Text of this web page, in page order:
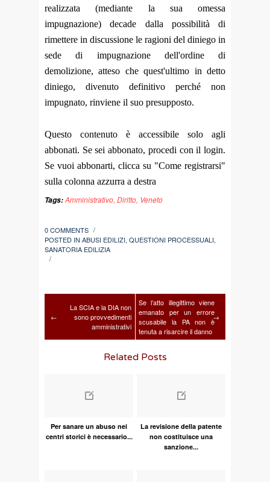
realizzata (mediante la sua omessa
impugnazione) decade dalla possibilità di
rimettere in discussione le ragioni del diniego in
sede di impugnazione dell'ordine di
demolizione, atteso che quest'ultimo in detto
diniego, divenuto definitivo perché non
impugnato, rinviene il suo presupposto.
Questo contenuto è accessibile solo agli
abbonati. Se sei abbonato, procedi con il login.
Se vuoi abbonarti, clicca su "Come registrarsi"
sulla colonna azzurra a destra
Tags:Amministrativo, Diritto, Veneto
0 COMMENTS /
POSTED IN ABUSI EDILIZI, QUESTIONI PROCESSUALI,
SANATORIA EDILIZIA
/
←
La SCIA e la DIA non
sono provvedimenti
amministrativi
Se l’atto illegittimo viene
emanato per un errore
scusabile la PA non è
tenuta a risarcire il danno
→
Related Posts
Per sanare un abuso nei
centri storici è necessario...
La revisione della patente
non costituisce una
sanzione...